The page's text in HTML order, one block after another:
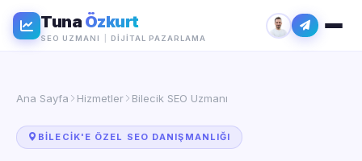
Tuna Özkurt
SEO UZMANI DIJITAL PAZARLAMA
Ana Sayfa Hizmetler Bilecik SEO Uzmanı
BILECIK'E ÖZEL SEO DANIŞMANLIĞI